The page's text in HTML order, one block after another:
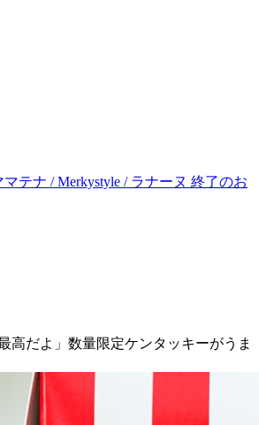
マテナ / Merkystyle / ラナーヌ 終了のお
高だよ」数量限定ケンタッキーがうま